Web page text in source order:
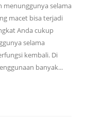
menunggunya selama
macet bisa terjadi
Anda cukup
selama
kembali. Di
banyak...